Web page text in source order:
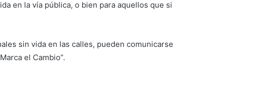
en la vía pública, o bien para aquellos que si
sin vida en las calles, pueden comunicarse
el Cambio”.